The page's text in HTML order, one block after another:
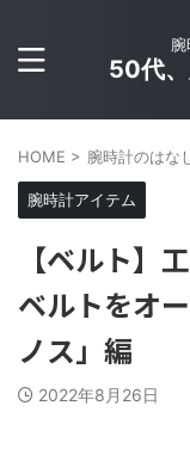
50代
HOME > 腕時計のはな
腕時計アイテム
【ベルト】
ベルトをオ
ノス」編
2022年8月26日